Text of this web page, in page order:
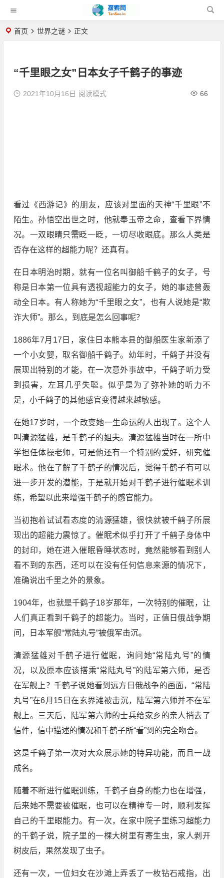
首页 世界之谜 正文
“千里眼之女”日本女子千鹤子的事迹
2021年10月16日 66
阅读模式
看过《西游记》的朋友，应该对里面的天神“千里眼”不
陌生。孙悟空出世之时，他就奉玉帝之命，查看下界情
况。一双眼睛只需眨一眨，一切尽收眼底。那么人类是
否存在这样的超能力呢？还真有。
在日本明治时期，就有一位名叫御船千鹤子的女子，号
称是日本第一位具有透视超能力的女子，她的事迹曾轰
动全日本。有人称她为“千里眼之女”，也有人说她是“欺
诈大师”。那么，到底是怎么回事呢？
1886年7月17日，家住日本熊本县的御船医生家新添了
一个小女婴，取名御船千鹤子。幼年时，千鹤子并没有
展现出特别的才能，在一次意外事故中，千鹤子听力受
到损害，左耳几乎失聪。似乎是为了弥补她的听力不
足，小千鹤子的其他感官变得越来越敏感。
在她17岁时，一个改变她一生命运的人出现了。这个人
叫清源猛雄，是千鹤子的姐夫。清源猛雄当时在一所中
学担任体操老师，可是他还有一个特别的爱好，研究催
眠术。他在了解了千鹤子的情况后，觉得千鹤子有可以
进一步开发的潜能，于是就开始对千鹤子进行催眠术训
练，希望以此来增强千鹤子的感官能力。
当初抱着试试看态度的清源猛雄，很快就被千鹤子所展
现出的超能力震惊了。催眠术似乎打开了千鹤子身体中
的封印，她在进入催眠昏睡状态时，竟然能够看到别人
看不到的东西，还可以在没有任何信息来源的情况下，
准确说出千里之外的景象。
1904年，也就是千鹤子18岁那年，一次特别的催眠，让
人们真正看到千鹤子的超能力。当时，正值日俄战争期
间，日本军舰“常陆丸号”被俄军击沉。
清源猛雄对千鹤子进行催眠，询问她“常陆丸号”的情
况，以及原本应该搭乘“常陆丸号”的陆军第六师，是否
在军舰上？千鹤子说她看到远方日俄战争的画面，“常陆
丸号”在6月15日在玄界滩被击沉，陆军第六师并不在军
舰上。三天后，陆军第六师的士兵给家乡的亲人捎去了
信件，信中描述的情况和千鹤子所“看”到的完全吻合。
这是千鹤子第一次对大众展示她的特异功能，而且一战
成名。
随着不断进行催眠训练，千鹤子自身的能力也在增强，
后来她不需要被催眠，也可以在精神专一时，顺利发挥
自己的千里眼能力。有一次，在家中院子里练习超能力
的千鹤子说，院子里的一棵大树里有寄生虫，家人剥开
树皮后，果然发现了虫子。
还有一次，一位妇女在沙滩上弄丢了一枚钻石戒指，出